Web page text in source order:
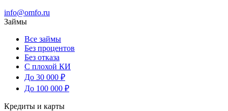
info@omfo.ru
Займы
Все займы
Без процентов
Без отказа
С плохой КИ
До 30 000 ₽
До 100 000 ₽
Кредиты и карты